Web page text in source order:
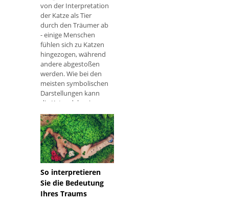
von der Interpretation
der Katze als Tier
durch den Träumer ab
- einige Menschen
fühlen sich zu Katzen
hingezogen, während
andere abgestoßen
werden. Wie bei den
meisten symbolischen
Darstellungen kann
die Katze daher je
nach den Umständen
entweder in positivem
oder negativem Licht
gesehen werden. Die
So interpretieren
Sie die Bedeutung
Ihres Traums